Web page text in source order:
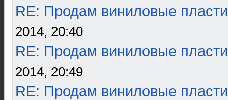
RE: Продам виниловые
2014, 20:40
RE: Продам виниловые
2014, 20:49
RE: Продам виниловые